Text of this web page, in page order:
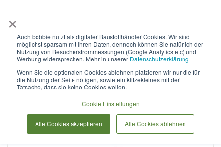
×
Auch bobbie nutzt als digitaler Baustoffhändler Cookies. Wir sind
möglichst sparsam mit Ihren Daten, dennoch können Sie natürlich der
Nutzung von Besucherstrommessungen (Google Analytics etc) und
Werbung widersprechen. Mehr in unserer Datenschutzerklärung
Wenn Sie die optionalen Cookies ablehnen platzieren wir nur die für
die Nutzung der Seite nötigen, sowie ein klitzekleines mit der
Tatsache, dass sie keine Cookies wollen.
Cookie Einstellungen
Alle Cookies akzeptieren Alle Cookies ablehnen
Stirnwand verzinkt
geschlossen T150K10C
Bildergalerie
springen